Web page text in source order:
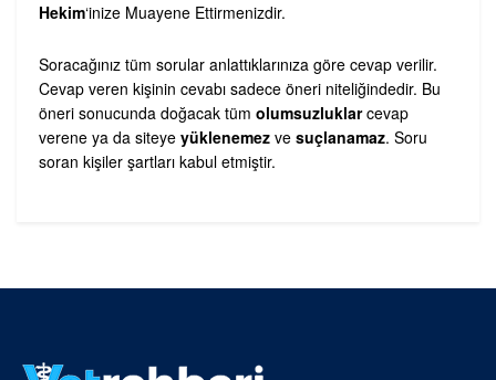
Hekim‘inize Muayene Ettirmenizdir.
Soracağınız tüm sorular anlattıklarınıza göre cevap verilir.
Cevap veren kişinin cevabı sadece öneri niteliğindedir. Bu
öneri sonucunda doğacak tüm olumsuzluklarcevap
verene ya da siteye yüklenemez ve suçlanamaz. Soru
soran kişiler şartları kabul etmiştir.